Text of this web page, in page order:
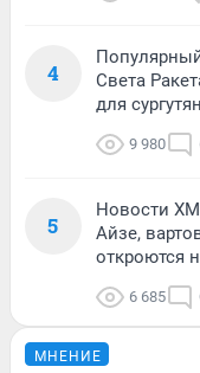
4
Света
для сургутян
9 980
5
Новости
Айзе,
откроются
6 685
МНЕНИЕ